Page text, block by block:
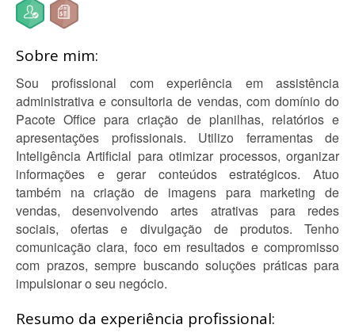
Sobre mim:
Sou profissional com experiência em assistência
administrativa e consultoria de vendas, com domínio do
Pacote Office para criação de planilhas, relatórios e
apresentações profissionais. Utilizo ferramentas de
Inteligência Artificial para otimizar processos, organizar
informações e gerar conteúdos estratégicos. Atuo
também na criação de imagens para marketing de
vendas, desenvolvendo artes atrativas para redes
sociais, ofertas e divulgação de produtos. Tenho
comunicação clara, foco em resultados e compromisso
com prazos, sempre buscando soluções práticas para
impulsionar o seu negócio.
Resumo da experiência profissional: